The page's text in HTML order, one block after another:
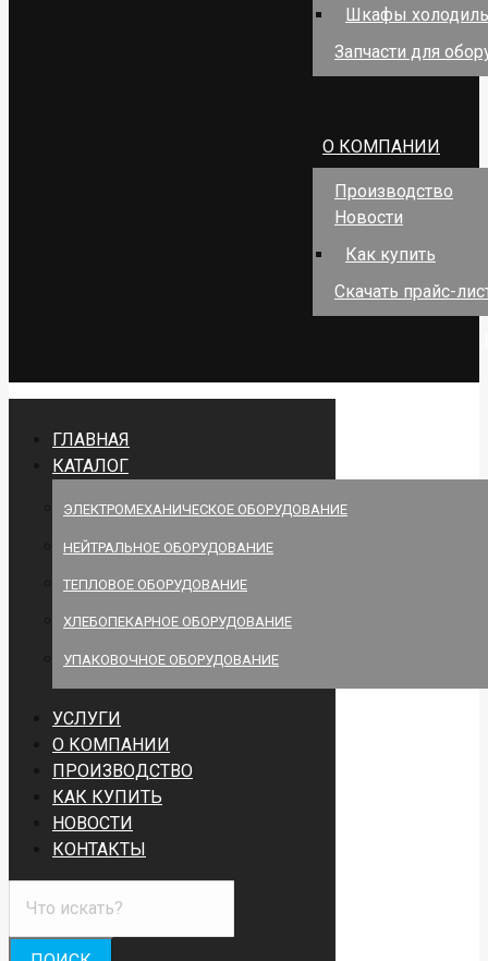
Шкафы
Запчасти для
О КОМПАНИИ
Производство
Новости
Как купить
Скачать прайс-
ГЛАВНАЯ
КАТАЛОГ
ЭЛЕКТРОМЕХАНИЧЕСКОЕ ОБОРУДОВАНИЕ
НЕЙТРАЛЬНОЕ ОБОРУДОВАНИЕ
ТЕПЛОВОЕ ОБОРУДОВАНИЕ
ХЛЕБОПЕКАРНОЕ ОБОРУДОВАНИЕ
УПАКОВОЧНОЕ ОБОРУДОВАНИЕ
УСЛУГИ
О КОМПАНИИ
ПРОИЗВОДСТВО
КАК КУПИТЬ
НОВОСТИ
КОНТАКТЫ